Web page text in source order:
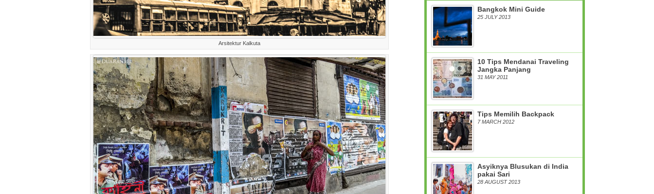
Arsitektur Kalkuta
Bangkok Mini Guide
25 JULY 2013
10 Tips Mendanai Traveling
Jangka Panjang
31 MAY 2011
Tips Memilih Backpack
7 MARCH 2012
Asyiknya Blusukan di India
pakai Sari
28 AUGUST 2013